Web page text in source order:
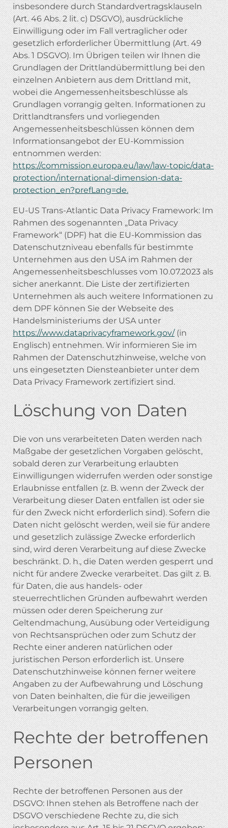
insbesondere durch Standardvertragsklauseln
(Art. 46 Abs. 2 lit. c) DSGVO), ausdrückliche
Einwilligung oder im Fall vertraglicher oder
gesetzlich erforderlicher Übermittlung (Art. 49
Abs. 1 DSGVO). Im Übrigen teilen wir Ihnen die
Grundlagen der Drittlandübermittlung bei den
einzelnen Anbietern aus dem Drittland mit,
wobei die Angemessenheitsbeschlüsse als
Grundlagen vorrangig gelten. Informationen zu
Drittlandtransfers und vorliegenden
Angemessenheitsbeschlüssen können dem
Informationsangebot der EU-Kommission
entnommen werden:
https://commission.europa.eu/law/law-topic/data-
protection/international-dimension-data-
protection_en?prefLang=de.
EU-US Trans-Atlantic Data Privacy Framework: Im
Rahmen des sogenannten „Data Privacy
Framework“ (DPF) hat die EU-Kommission das
Datenschutzniveau ebenfalls für bestimmte
Unternehmen aus den USA im Rahmen der
Angemessenheitsbeschlusses vom 10.07.2023 als
sicher anerkannt. Die Liste der zertifizierten
Unternehmen als auch weitere Informationen zu
dem DPF können Sie der Webseite des
Handelsministeriums der USA unter
https://www.dataprivacyframework.gov/(in
Englisch) entnehmen. Wir informieren Sie im
Rahmen der Datenschutzhinweise, welche von
uns eingesetzten Diensteanbieter unter dem
Data Privacy Framework zertifiziert sind.
Löschung von Daten
Die von uns verarbeiteten Daten werden nach
Maßgabe der gesetzlichen Vorgaben gelöscht,
sobald deren zur Verarbeitung erlaubten
Einwilligungen widerrufen werden oder sonstige
Erlaubnisse entfallen (z. B. wenn der Zweck der
Verarbeitung dieser Daten entfallen ist oder sie
für den Zweck nicht erforderlich sind). Sofern die
Daten nicht gelöscht werden, weil sie für andere
und gesetzlich zulässige Zwecke erforderlich
sind, wird deren Verarbeitung auf diese Zwecke
beschränkt. D. h., die Daten werden gesperrt und
nicht für andere Zwecke verarbeitet. Das gilt z. B.
für Daten, die aus handels- oder
steuerrechtlichen Gründen aufbewahrt werden
müssen oder deren Speicherung zur
Geltendmachung, Ausübung oder Verteidigung
von Rechtsansprüchen oder zum Schutz der
Rechte einer anderen natürlichen oder
juristischen Person erforderlich ist. Unsere
Datenschutzhinweise können ferner weitere
Angaben zu der Aufbewahrung und Löschung
von Daten beinhalten, die für die jeweiligen
Verarbeitungen vorrangig gelten.
Rechte der betroffenen
Personen
Rechte der betroffenen Personen aus der
DSGVO: Ihnen stehen als Betroffene nach der
DSGVO verschiedene Rechte zu, die sich